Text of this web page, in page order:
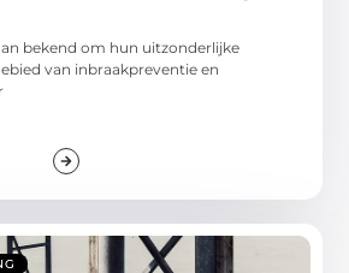
bekend om hun uitzonderlijke
van inbraakpreventie en